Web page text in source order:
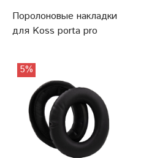
Поролоновые накладки
для Koss porta pro
5%